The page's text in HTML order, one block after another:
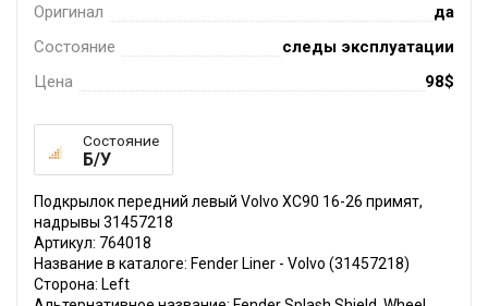
Оригинал
да
Состояние
следы эксплуатации
Цена
98$
Состояние
Б/У
Подкрылок передний левый Volvo XC90 16-26 примят,
надрывы 31457218
Артикул: 764018
Название в каталоге: Fender Liner - Volvo (31457218)
Сторона: Left